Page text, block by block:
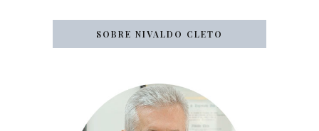
SOBRE NIVALDO CLETO